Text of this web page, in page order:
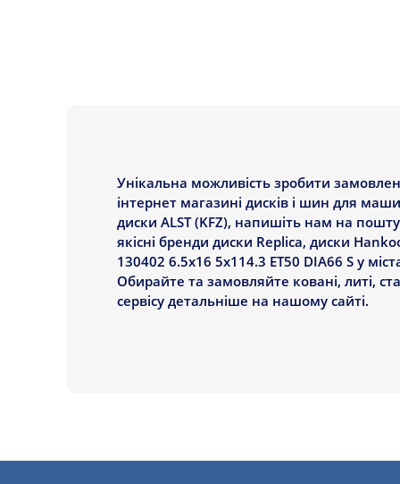
Унікальна можливість зробити
інтернет магазині дисків і шин для
диски ALST (KFZ), напишіть нам на
якісні бренди диски Replica, диски
130402 6.5x16 5x114.3 ET50 DIA66 S у
Обирайте та замовляйте ковані, литі,
сервісу детальніше на нашому сайті.